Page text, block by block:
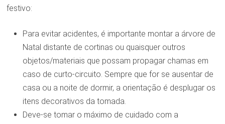
festivo:
Para evitar acidentes, é importante montar a árvore de
Natal distante de cortinas ou quaisquer outros
objetos/materiais que possam propagar chamas em
caso de curto-circuito. Sempre que for se ausentar de
casa ou a noite de dormir, a orientação é desplugar os
itens decorativos da tomada.
Deve-se tomar o máximo de cuidado com a